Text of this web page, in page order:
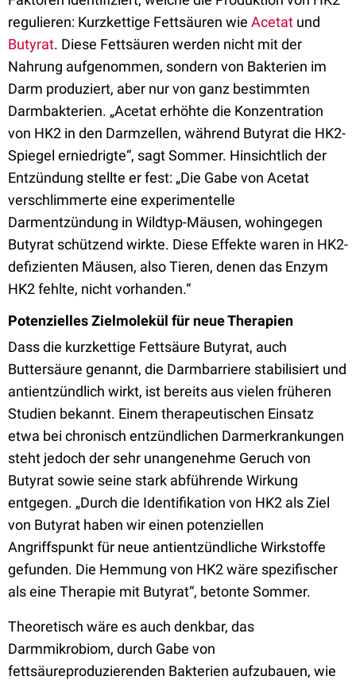
regulieren: Kurzkettige Fettsäuren wie Acetat und
Butyrat. Diese Fettsäuren werden nicht mit der
Nahrung aufgenommen, sondern von Bakterien im
Darm produziert, aber nur von ganz bestimmten
Darmbakterien. „Acetat erhöhte die Konzentration
von HK2 in den Darmzellen, während Butyrat die HK2-
Spiegel erniedrigte“, sagt Sommer. Hinsichtlich der
Entzündung stellte er fest: „Die Gabe von Acetat
verschlimmerte eine experimentelle
Darmentzündung in Wildtyp-Mäusen, wohingegen
Butyrat schützend wirkte. Diese Effekte waren in HK2-
defizienten Mäusen, also Tieren, denen das Enzym
HK2 fehlte, nicht vorhanden.“
Potenzielles Zielmolekül für neue Therapien
Dass die kurzkettige Fettsäure Butyrat, auch
Buttersäure genannt, die Darmbarriere stabilisiert und
antientzündlich wirkt, ist bereits aus vielen früheren
Studien bekannt. Einem therapeutischen Einsatz
etwa bei chronisch entzündlichen Darmerkrankungen
steht jedoch der sehr unangenehme Geruch von
Butyrat sowie seine stark abführende Wirkung
entgegen. „Durch die Identifikation von HK2 als Ziel
von Butyrat haben wir einen potenziellen
Angriffspunkt für neue antientzündliche Wirkstoffe
gefunden. Die Hemmung von HK2 wäre spezifischer
als eine Therapie mit Butyrat“, betonte Sommer.
Theoretisch wäre es auch denkbar, das
Darmmikrobiom, durch Gabe von
fettsäureproduzierenden Bakterien aufzubauen, wie